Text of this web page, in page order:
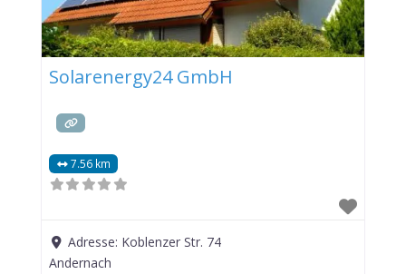
Solarenergy24 GmbH
7.56 km
Adresse: Koblenzer Str. 74
Andernach